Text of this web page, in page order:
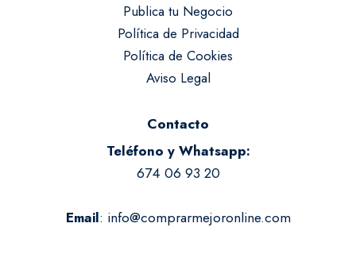
Publica tu Negocio
Política de Privacidad
Política de Cookies
Aviso Legal
Contacto
Teléfono y Whatsapp:
674 06 93 20
Email: info@comprarmejoronline.com